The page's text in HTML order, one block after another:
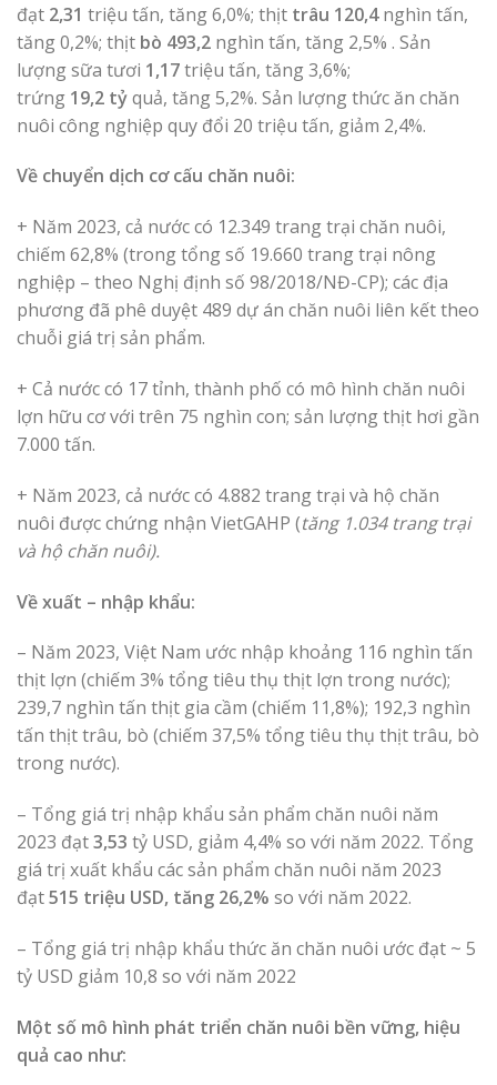
đạt 2,31 triệu tấn, tăng 6,0%; thịt trâu 120,4nghìn tấn,
tăng 0,2%; thịt bò 493,2 nghìn tấn, tăng 2,5% . Sản
lượng sữa tươi 1,17triệu tấn, tăng 3,6%;
trứng 19,2 tỷquả, tăng 5,2%. Sản lượng thức ăn chăn
nuôi công nghiệp quy đổi 20 triệu tấn, giảm 2,4%.
Về chuyển dịch cơ cấu chăn nuôi:
+ Năm 2023, cả nước có 12.349 trang trại chăn nuôi,
chiếm 62,8% (trong tổng số 19.660 trang trại nông
nghiệp – theo Nghị định số 98/2018/NĐ-CP); các địa
phương đã phê duyệt 489 dự án chăn nuôi liên kết theo
chuỗi giá trị sản phẩm.
+ Cả nước có 17 tỉnh, thành phố có mô hình chăn nuôi
lợn hữu cơ với trên 75 nghìn con; sản lượng thịt hơi gần
7.000 tấn.
+ Năm 2023, cả nước có 4.882 trang trại và hộ chăn
nuôi được chứng nhận VietGAHP (tăng 1.034trang trại
và hộ chăn nuôi).
Về xuất – nhập khẩu:
– Năm 2023, Việt Nam ước nhập khoảng 116 nghìn tấn
thịt lợn (chiếm 3% tổng tiêu thụ thịt lợn trong nước);
239,7 nghìn tấn thịt gia cầm (chiếm 11,8%); 192,3 nghìn
tấn thịt trâu, bò (chiếm 37,5% tổng tiêu thụ thịt trâu, bò
trong nước).
– Tổng giá trị nhập khẩu sản phẩm chăn nuôi năm
2023 đạt3,53 tỷ USD, giảm 4,4% so với năm 2022. Tổng
giá trị xuất khẩu các sản phẩm chăn nuôi năm 2023
đạt515 triệu USD, tăng 26,2% so với năm 2022.
– Tổng giá trị nhập khẩu thức ăn chăn nuôi ước đạt ~ 5
tỷ USD giảm 10,8 so với năm 2022
Một số mô hình phát triển chăn nuôi bền vững, hiệu
quả cao như: